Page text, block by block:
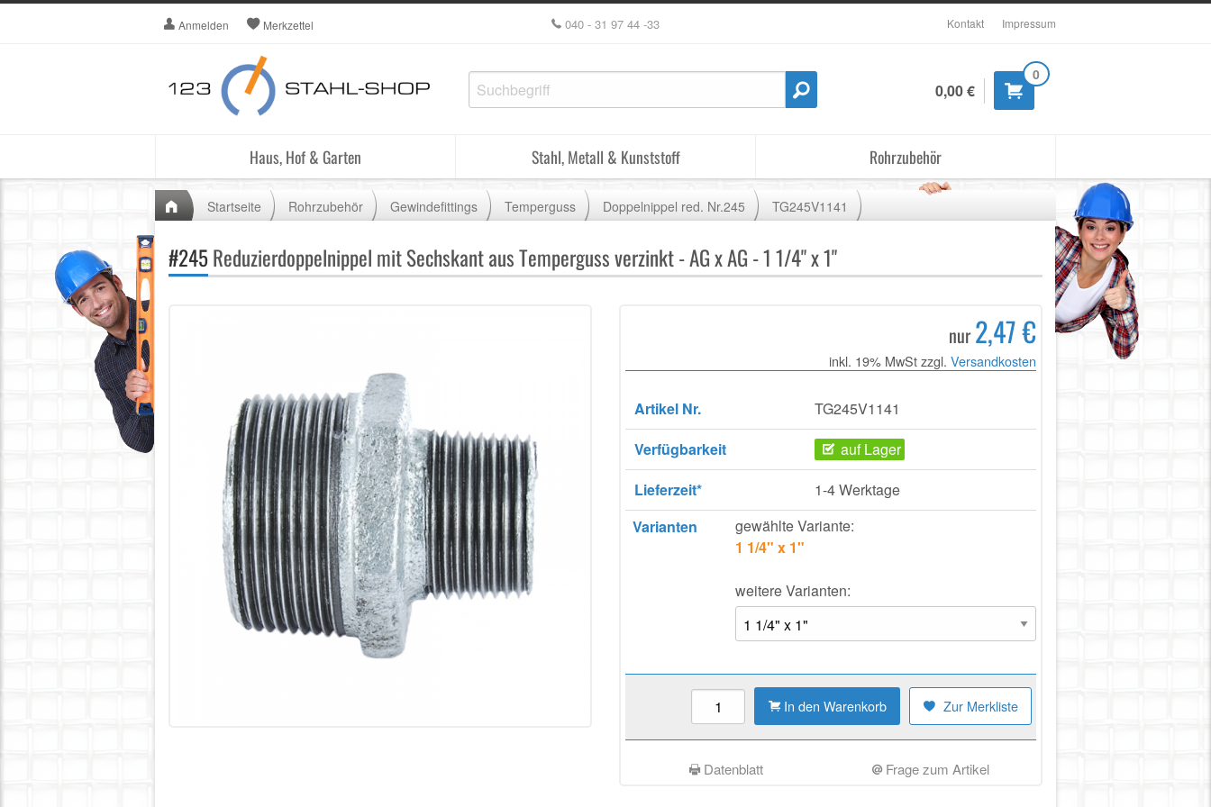
Anmelden Merkzettel 040 - 31 97 44 -33 Kontakt Impressum
0
0,00 €
Haus, Hof & Garten Stahl, Metall & Kunststoff Rohrzubehör
Startseite Rohrzubehör Gewindefittings Temperguss Doppelnippel red. Nr.245 TG245V1141
#245Reduzierdoppelnippel mit Sechskant aus Temperguss verzinkt - AG x AG - 1 1/4" x 1"
nur2,47 €
inkl. 19% MwSt zzgl. Versandkosten
Artikel Nr.
TG245V1141
Verfügbarkeit
auf Lager
Lieferzeit*
1-4 Werktage
Varianten
gewählte Variante:
1 1/4" x 1"
weitere Varianten:
Zur Merkliste
In den Warenkorb
Datenblatt Frage zum Artikel